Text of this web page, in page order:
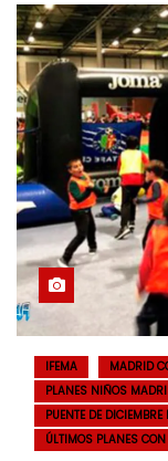
IFEMA MADRID
PLANES NIÑOS
PUENTE DE
ÚLTIMOS PLANES